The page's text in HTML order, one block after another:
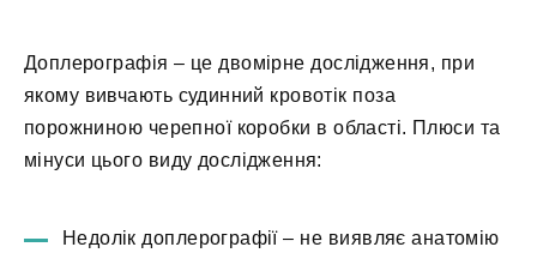
Доплерографія – це двомірне дослідження, при
якому вивчають судинний кровотік поза
порожниною черепної коробки в області. Плюси та
мінуси цього виду дослідження:
Недолік доплерографії – не виявляє анатомію